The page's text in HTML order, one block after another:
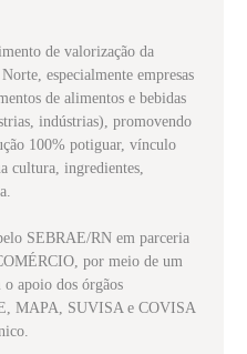
de valorização da
especialmente empresas
de alimentos e bebidas
indústrias), promovendo
100% potiguar, vínculo
cultura, ingredientes,
SEBRAE/RN em parceria
por meio de um
apoio dos órgãos
MAPA, SUVISA e COVISA